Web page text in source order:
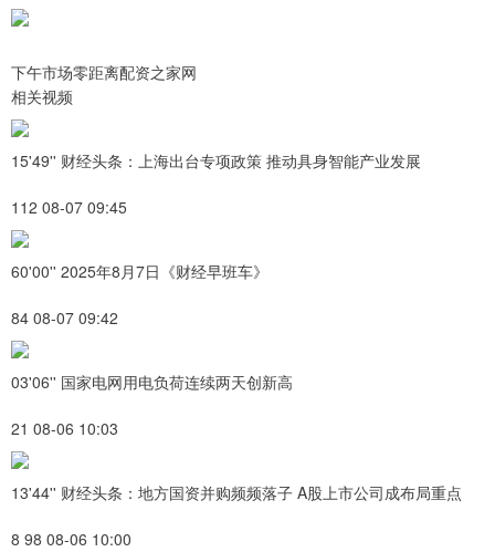
下午市场零距离配资之家网
相关视频
15'49'' 财经头条：上海出台专项政策 推动具身智能产业发展
112 08-07 09:45
60'00'' 2025年8月7日《财经早班车》
84 08-07 09:42
03'06'' 国家电网用电负荷连续两天创新高
21 08-06 10:03
13'44'' 财经头条：地方国资并购频频落子 A股上市公司成布局重点
8 98 08-06 10:00